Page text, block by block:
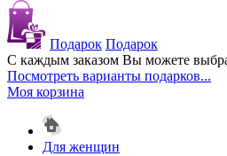
Подарок Подарок
С каждым заказом Вы можете
Посмотреть варианты подарков...
Моя корзина
Для женщин